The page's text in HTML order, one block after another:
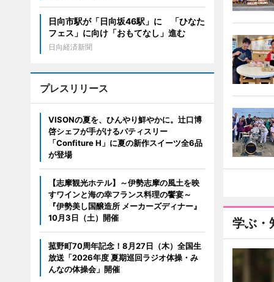
学ぶ・
日向市駅が「日向坂46駅」に 「ひなた
フェス」に向け「おもてなし」進む
日向経済新聞
プレスリリース
VISONの夏を、ひんやり鮮やかに。辻口博
啓シェフが手がけるパティスリー
「Confiture H」に夏の新作スイーツ全6品
が登場
【志摩観光ホテル】～伊勢志摩の風土を映
すワインと海の幸フランス料理の饗宴～
『伊勢美し国醸造所 メーカーズディナー』
10月3日（土）開催
菰野町70周年記念！8月27日（木）全国生
放送「2026年度 夏期巡回ラジオ体操・み
んなの体操会」開催